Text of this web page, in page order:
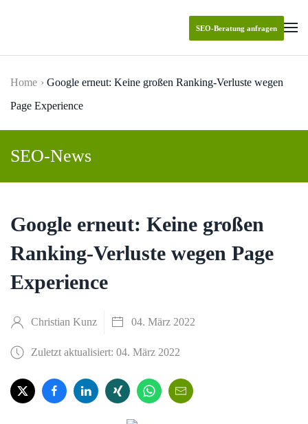
SEO-Beratung anfragen
Home
Google erneut: Keine großen Ranking-Verluste wegen
Page Experience
SEO-News
Google erneut: Keine großen
Ranking-Verluste wegen Page
Experience
Christian Kunz 04. März 2022
Zuletzt aktualisiert: 04. März 2022